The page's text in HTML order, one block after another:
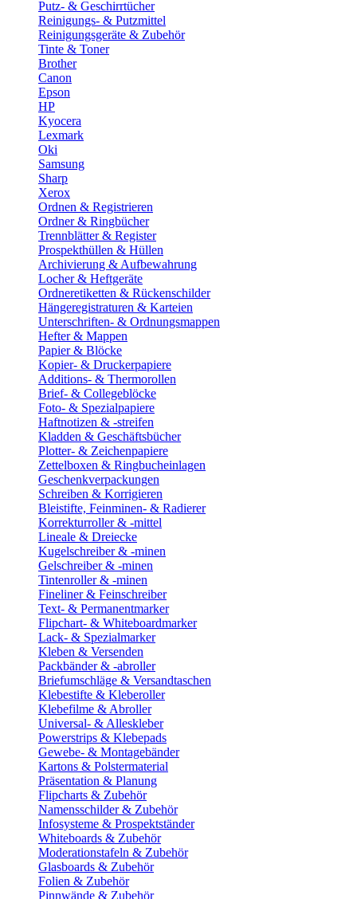
Putz- & Geschirrtücher
Reinigungs- & Putzmittel
Reinigungsgeräte & Zubehör
Tinte & Toner
Brother
Canon
Epson
HP
Kyocera
Lexmark
Oki
Samsung
Sharp
Xerox
Ordnen & Registrieren
Ordner & Ringbücher
Trennblätter & Register
Prospekthüllen & Hüllen
Archivierung & Aufbewahrung
Locher & Heftgeräte
Ordneretiketten & Rückenschilder
Hängeregistraturen & Karteien
Unterschriften- & Ordnungsmappen
Hefter & Mappen
Papier & Blöcke
Kopier- & Druckerpapiere
Additions- & Thermorollen
Brief- & Collegeblöcke
Foto- & Spezialpapiere
Haftnotizen & -streifen
Kladden & Geschäftsbücher
Plotter- & Zeichenpapiere
Zettelboxen & Ringbucheinlagen
Geschenkverpackungen
Schreiben & Korrigieren
Bleistifte, Feinminen- & Radierer
Korrekturroller & -mittel
Lineale & Dreiecke
Kugelschreiber & -minen
Gelschreiber & -minen
Tintenroller & -minen
Fineliner & Feinschreiber
Text- & Permanentmarker
Flipchart- & Whiteboardmarker
Lack- & Spezialmarker
Kleben & Versenden
Packbänder & -abroller
Briefumschläge & Versandtaschen
Klebestifte & Kleberoller
Klebefilme & Abroller
Universal- & Alleskleber
Powerstrips & Klebepads
Gewebe- & Montagebänder
Kartons & Polstermaterial
Präsentation & Planung
Flipcharts & Zubehör
Namensschilder & Zubehör
Infosysteme & Prospektständer
Whiteboards & Zubehör
Moderationstafeln & Zubehör
Glasboards & Zubehör
Folien & Zubehör
Pinnwände & Zubehör